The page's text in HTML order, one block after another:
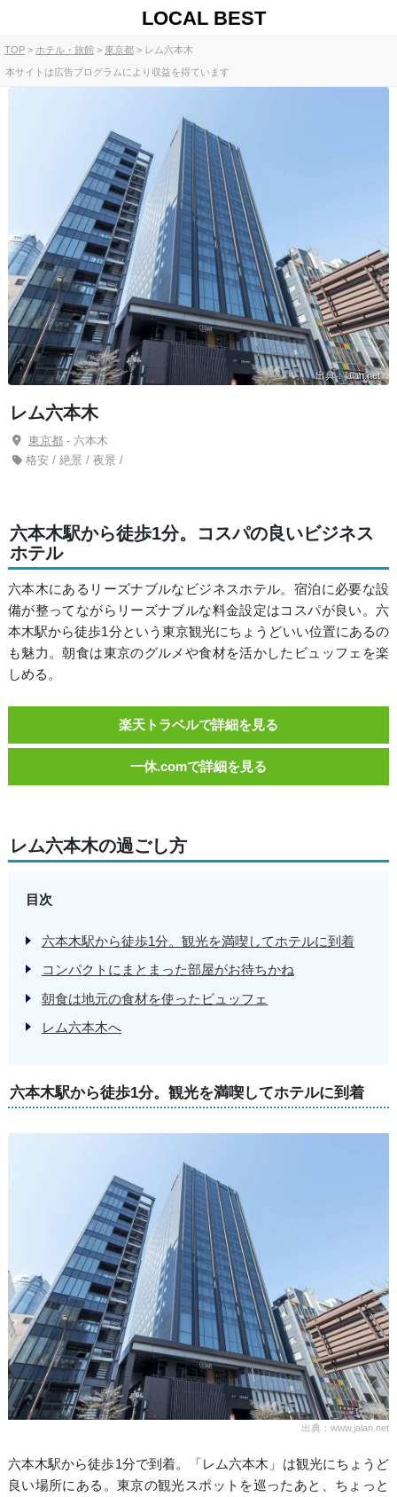
LOCAL BEST
TOP ホテル・旅館 東京都 レム六本木
本サイトは広告プログラムにより収益を得ています
出典：jalan.net
レム六本木
東京都- 六本木
格安 / 絶景 / 夜景 /
六本木駅から徒歩1分。コスパの良いビジネス
ホテル
六本木にあるリーズナブルなビジネスホテル。宿泊に必要な設
備が整ってながらリーズナブルな料金設定はコスパが良い。六
本木駅から徒歩1分という東京観光にちょうどいい位置にあるの
も魅力。朝食は東京のグルメや食材を活かしたビュッフェを楽
しめる。
楽天トラベルで詳細を見る
一休.comで詳細を見る
レム六本木の過ごし方
目次
六本木駅から徒歩1分。観光を満喫してホテルに到着
コンパクトにまとまった部屋がお待ちかね
朝食は地元の食材を使ったビュッフェ
レム六本木へ
六本木駅から徒歩1分。観光を満喫してホテルに到着
出典：www.jalan.net
六本木駅から徒歩1分で到着。「レム六本木」は観光にちょうど
良い場所にある。東京の観光スポットを巡ったあと、ちょっと